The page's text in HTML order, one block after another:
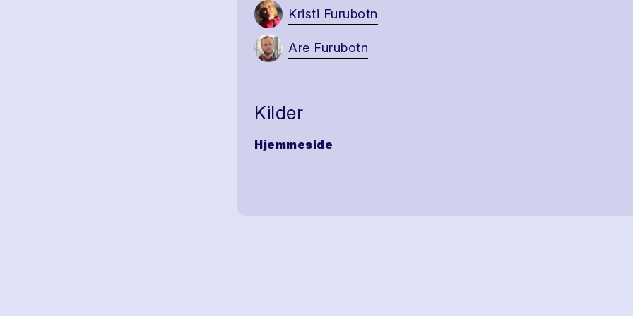
Kristi Furubotn
Are Furubotn
Kilder
Hjemmeside